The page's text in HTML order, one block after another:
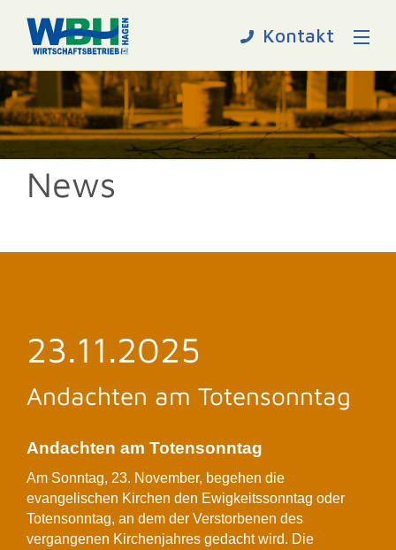
Kontakt
News
23.11.2025
Andachten am Totensonntag
Andachten am Totensonntag
Am Sonntag, 23. November, begehen die
evangelischen Kirchen den Ewigkeitssonntag oder
Totensonntag, an dem der Verstorbenen des
vergangenen Kirchenjahres gedacht wird. Die